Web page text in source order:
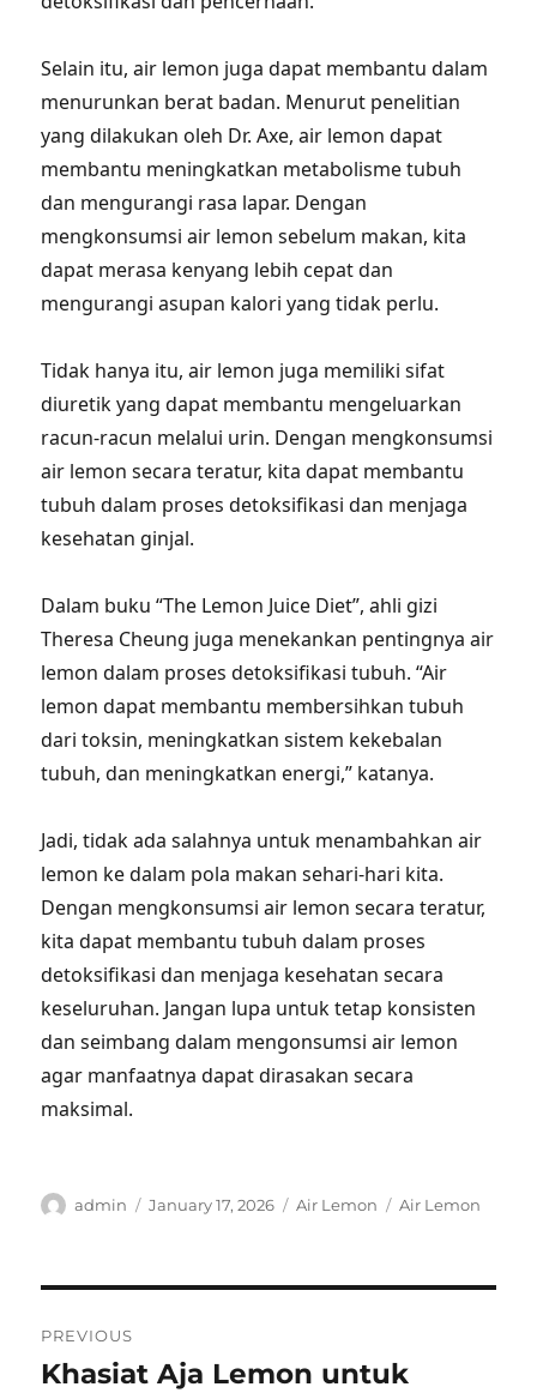
Selain itu, air lemon juga dapat membantu dalam
menurunkan berat badan. Menurut penelitian
yang dilakukan oleh Dr. Axe, air lemon dapat
membantu meningkatkan metabolisme tubuh
dan mengurangi rasa lapar. Dengan
mengkonsumsi air lemon sebelum makan, kita
dapat merasa kenyang lebih cepat dan
mengurangi asupan kalori yang tidak perlu.
Tidak hanya itu, air lemon juga memiliki sifat
diuretik yang dapat membantu mengeluarkan
racun-racun melalui urin. Dengan mengkonsumsi
air lemon secara teratur, kita dapat membantu
tubuh dalam proses detoksifikasi dan menjaga
kesehatan ginjal.
Dalam buku “The Lemon Juice Diet”, ahli gizi
Theresa Cheung juga menekankan pentingnya air
lemon dalam proses detoksifikasi tubuh. “Air
lemon dapat membantu membersihkan tubuh
dari toksin, meningkatkan sistem kekebalan
tubuh, dan meningkatkan energi,” katanya.
Jadi, tidak ada salahnya untuk menambahkan air
lemon ke dalam pola makan sehari-hari kita.
Dengan mengkonsumsi air lemon secara teratur,
kita dapat membantu tubuh dalam proses
detoksifikasi dan menjaga kesehatan secara
keseluruhan. Jangan lupa untuk tetap konsisten
dan seimbang dalam mengonsumsi air lemon
agar manfaatnya dapat dirasakan secara
maksimal.
Author
admin
Posted
January 17, 2026 Categories
Air Lemon Tags
Air Lemon
navigation
PREVIOUS
Previous
Khasiat Aja Lemon untuk